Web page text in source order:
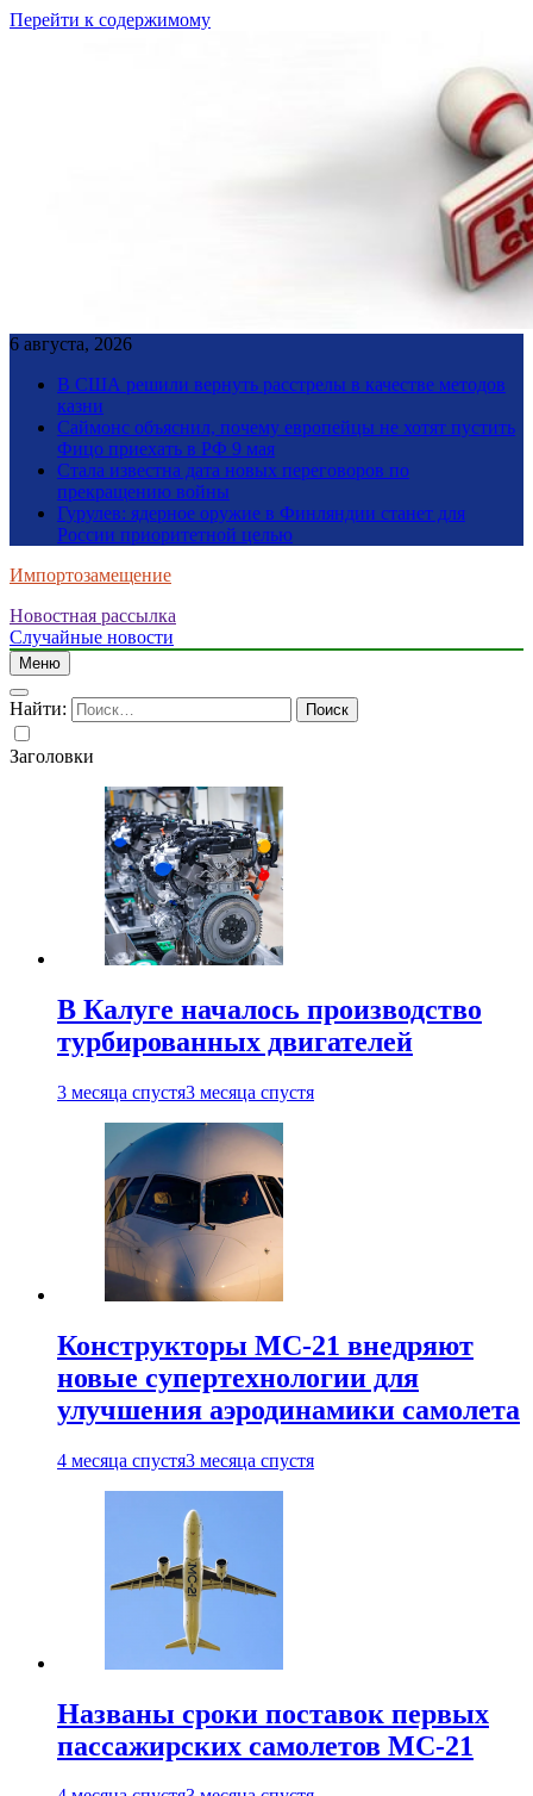
Перейти к содержимому
6 августа, 2026
В США решили вернуть расстрелы в качестве методов
казни
Саймонс объяснил, почему европейцы не хотят пустить
Фицо приехать в РФ 9 мая
Стала известна дата новых переговоров по
прекращению войны
Гурулев: ядерное оружие в Финляндии станет для
России приоритетной целью
Импортозамещение
Новостная рассылка
Случайные новости
Меню
Найти:
Заголовки
В Калуге началось производство
турбированных двигателей
3 месяца спустя3 месяца спустя
Конструкторы МС-21 внедряют
новые супертехнологии для
улучшения аэродинамики самолета
4 месяца спустя3 месяца спустя
Названы сроки поставок первых
пассажирских самолетов МС-21